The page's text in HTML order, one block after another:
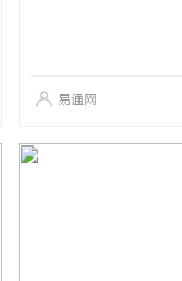
易通网